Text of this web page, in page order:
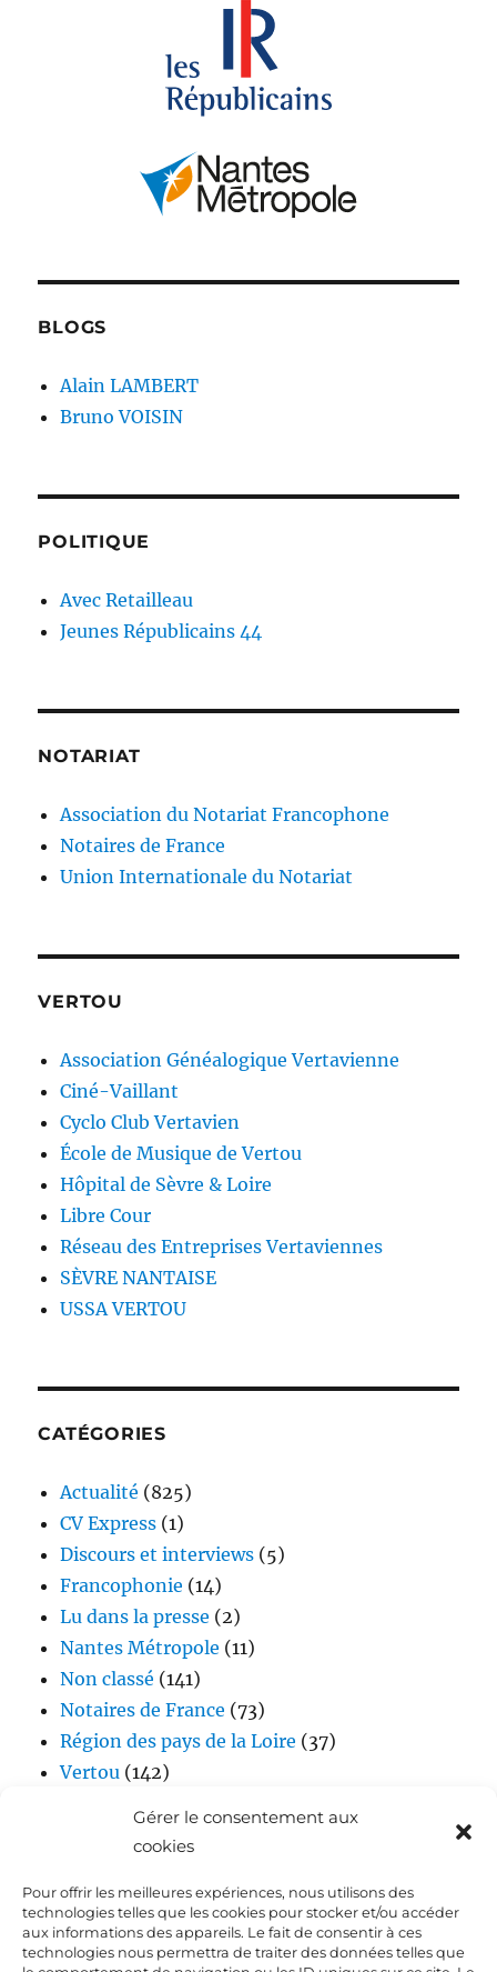
Gérer le consentement aux
cookies
Pour offrir les meilleures expériences, nous utilisons des
technologies telles que les cookies pour stocker et/ou accéder
aux informations des appareils. Le fait de consentir à ces
technologies nous permettra de traiter des données telles que
BLOGS
Alain LAMBERT
Bruno VOISIN
POLITIQUE
Avec Retailleau
Jeunes Républicains 44
NOTARIAT
Association du Notariat Francophone
Notaires de France
Union Internationale du Notariat
VERTOU
Association Généalogique Vertavienne
Ciné-Vaillant
Cyclo Club Vertavien
École de Musique de Vertou
Hôpital de Sèvre & Loire
Libre Cour
Réseau des Entreprises Vertaviennes
SÈVRE NANTAISE
USSA VERTOU
CATÉGORIES
Actualité (825)
CV Express (1)
Discours et interviews (5)
Francophonie (14)
Lu dans la presse (2)
Nantes Métropole (11)
Non classé (141)
Notaires de France (73)
Région des pays de la Loire (37)
Vertou (142)